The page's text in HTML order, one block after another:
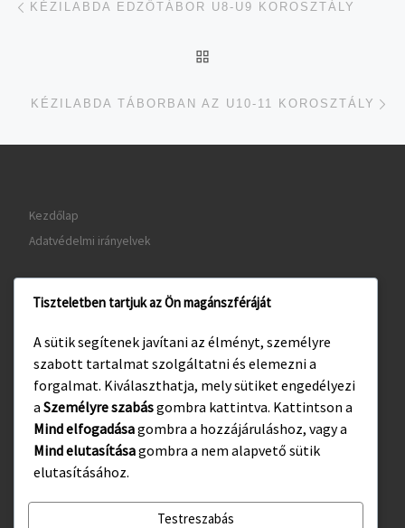
KÉZILABDA EDZŐTÁBOR U8-U9 KOROSZTÁLY
KÉZILABDA TÁBORBAN AZ U10-11 KOROSZTÁLY
Kezdőlap
Adatvédelmi irányelvek
www.visitgyula.com
www.gyulakult.hu
Facebook Instagram
Tiszteletben tartjuk az Ön magánszféráját
A sütik segítenek javítani az élményt, személyre
szabott tartalmat szolgáltatni és elemezni a
forgalmat. Kiválaszthatja, mely sütiket engedélyezi
a Személyre szabásgombra kattintva. Kattintson a
Mind elfogadásagombra a hozzájáruláshoz, vagy a
Mind elutasításagombra a nem alapvető sütik
elutasításához.
Testreszabás